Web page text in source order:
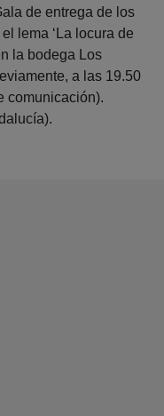
de entrega de los
lema ‘La locura de
la bodega Los
a las 19.50
comunicación).